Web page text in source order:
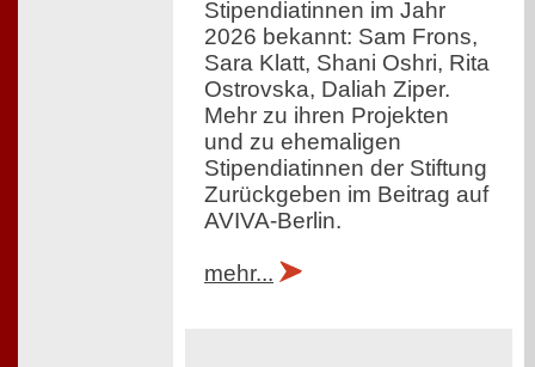
Stipendiatinnen im Jahr
2026 bekannt: Sam Frons,
Sara Klatt, Shani Oshri, Rita
Ostrovska, Daliah Ziper.
Mehr zu ihren Projekten
und zu ehemaligen
Stipendiatinnen der Stiftung
Zurückgeben im Beitrag auf
AVIVA-Berlin.
mehr...